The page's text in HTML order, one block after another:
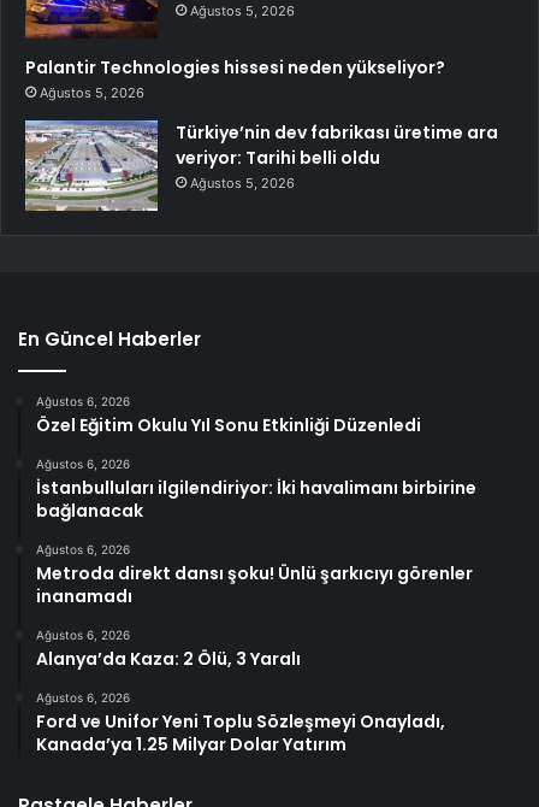
Ağustos 5, 2026
Palantir Technologies hissesi neden yükseliyor?
Ağustos 5, 2026
Türkiye’nin dev fabrikası üretime ara
veriyor: Tarihi belli oldu
Ağustos 5, 2026
En Güncel Haberler
Ağustos 6, 2026
Özel Eğitim Okulu Yıl Sonu Etkinliği Düzenledi
Ağustos 6, 2026
İstanbulluları ilgilendiriyor: İki havalimanı birbirine
bağlanacak
Ağustos 6, 2026
Metroda direkt dansı şoku! Ünlü şarkıcıyı görenler
inanamadı
Ağustos 6, 2026
Alanya’da Kaza: 2 Ölü, 3 Yaralı
Ağustos 6, 2026
Ford ve Unifor Yeni Toplu Sözleşmeyi Onayladı,
Kanada’ya 1.25 Milyar Dolar Yatırım